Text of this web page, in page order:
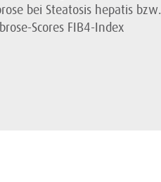
bei Steatosis hepatis bzw.
Scores FIB4-Index